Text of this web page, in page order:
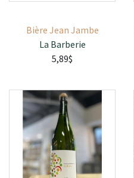
Bière Jean Jambe
La Barberie
5,89$